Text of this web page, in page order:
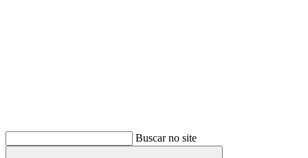
Buscar no site